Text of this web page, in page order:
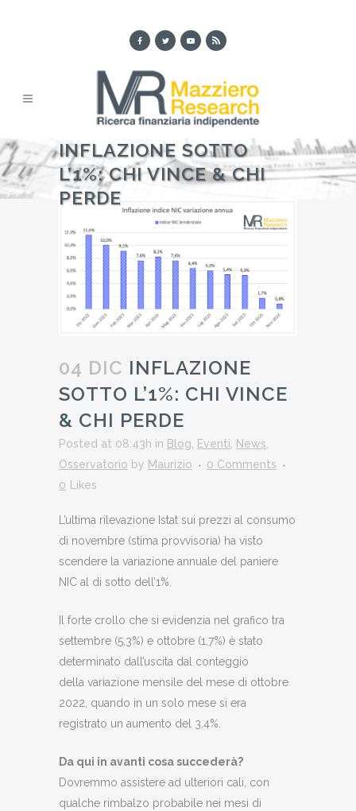
INFLAZIONE SOTTO
L’1%: CHI VINCE & CHI
PERDE
04 DIC INFLAZIONE
SOTTO L’1%: CHI VINCE
& CHI PERDE
Posted at 08:43h in Blog Eventi News
Osservatorio by Maurizio
0 Comments
0
Likes
L’ultima rilevazione Istat sui prezzi al consumo
di novembre (stima provvisoria) ha visto
scendere la variazione annuale del paniere
NIC al di sotto dell’1%.
Il forte crollo che si evidenzia nel grafico tra
settembre (5,3%) e ottobre (1,7%) è stato
determinato dall’uscita dal conteggio
della variazione mensile del mese di ottobre
2022, quando in un solo mese si era
registrato un aumento del 3,4%.
Da qui in avanti cosa succederà?
Dovremmo assistere ad ulteriori cali, con
qualche rimbalzo probabile nei mesi di